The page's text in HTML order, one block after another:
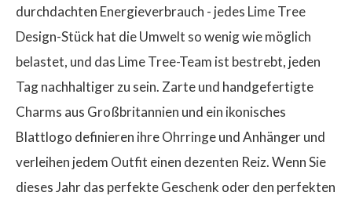
durchdachten Energieverbrauch - jedes Lime Tree
Design-Stück hat die Umwelt so wenig wie möglich
belastet, und das Lime Tree-Team ist bestrebt, jeden
Tag nachhaltiger zu sein. Zarte und handgefertigte
Charms aus Großbritannien und ein ikonisches
Blattlogo definieren ihre Ohrringe und Anhänger und
verleihen jedem Outfit einen dezenten Reiz. Wenn Sie
dieses Jahr das perfekte Geschenk oder den perfekten